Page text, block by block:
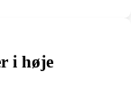
i høje